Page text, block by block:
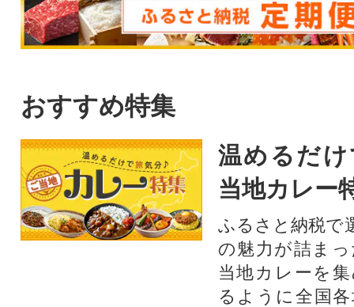
おすすめ特集
温めるだ
当地カレー
ふるさと納税で
の魅力が詰ま
当地カレーを
るように全国